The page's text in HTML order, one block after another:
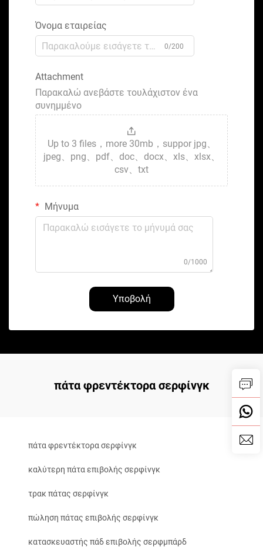
Όνομα εταιρείας
0/200
Attachment
Παρακαλώ ανεβάστε τουλάχιστον ένα
συνημμένο
Up to 3 files，more 30mb，suppor jpg、
jpeg、png、pdf、doc、docx、xls、xlsx、
csv、txt
Μήνυμα
0/1000
Υποβολή
πάτα φρεντέκτορα σερφίνγκ
πάτα φρεντέκτορα σερφίνγκ
καλύτερη πάτα επιβολής σερφίνγκ
τρακ πάτας σερφίνγκ
πώληση πάτας επιβολής σερφίνγκ
κατασκευαστής πάδ επιβολής σερφμπάρδ